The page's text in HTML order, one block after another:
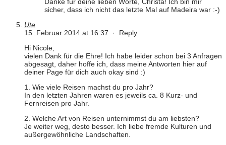
Danke für deine lieben Worte, Christa! Ich bin mir
sicher, dass ich nicht das letzte Mal auf Madeira war :-)
Ute
15. Februar 2014 at 16:37 · Reply
Hi Nicole,
vielen Dank für die Ehre! Ich habe leider schon bei 3 Anfragen
abgesagt, daher hoffe ich, dass meine Antworten hier auf
deiner Page für dich auch okay sind :)
1. Wie viele Reisen machst du pro Jahr?
In den letzten Jahren waren es jeweils ca. 8 Kurz- und
Fernreisen pro Jahr.
2. Welche Art von Reisen unternimmst du am liebsten?
Je weiter weg, desto besser. Ich liebe fremde Kulturen und
außergewöhnliche Landschaften.